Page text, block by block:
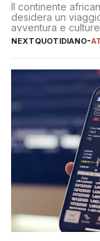
Il continente
desidera un
avventura e
NEXTQUOTIDIANO-